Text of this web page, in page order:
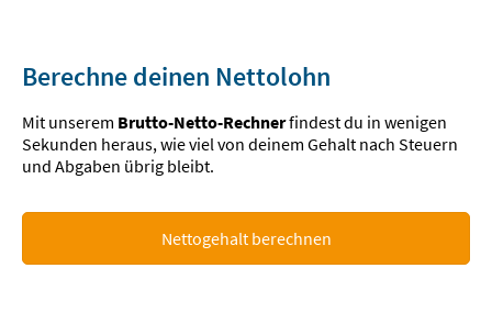
Berechne deinen Nettolohn
Mit unserem Brutto-Netto-Rechnerfindest du in wenigen
Sekunden heraus, wie viel von deinem Gehalt nach Steuern
und Abgaben übrig bleibt.
Nettogehalt berechnen